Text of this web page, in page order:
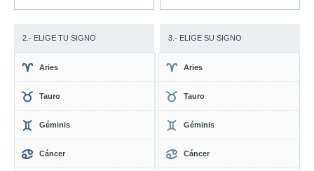
2.- ELIGE TU SIGNO 3.- ELIGE SU SIGNO
Aries
Tauro
Géminis
Cáncer
Aries
Tauro
Géminis
Cáncer